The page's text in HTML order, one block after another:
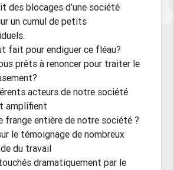
des blocages d’une société
un cumul de petits
fait pour endiguer ce fléau?
prêts à renoncer pour traiter le
acteurs de notre société
amplifient
frange entière de notre société ?
le témoignage de nombreux
du travail
dramatiquement par le